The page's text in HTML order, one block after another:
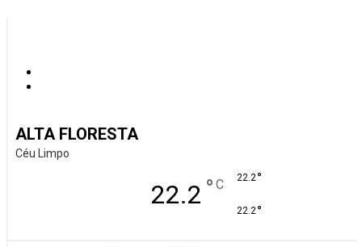
ALTA FLORESTA
Céu Limpo
22.2 ° C 22.2°
22.2°